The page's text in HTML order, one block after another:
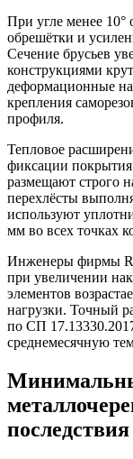
При угле менее 10°
обрешётки и
Сечение брусьев
конструкциями
деформационные
крепления
профиля.
Тепловое
фиксации
размещают строго
перехлёсты
используют
мм во всех точках
Инженеры фирмы
при увеличении
элементов
нагрузки. Точный
по СП
среднемесячную